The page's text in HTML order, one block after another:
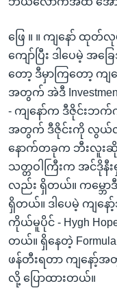
ဖြေ ။ ။ ကျနော် ထုတ်
ကျော်ပြီး ဒါပေမဲ့ အခြ
တော့ ဒီမှာကြတော့ ကျ
အတွက် အဲဒီ
- ကျနော်က ဒီဇိုင်းဘ
အတွက် ဒီဇိုင်းကို လွယ်
နောက်တခုက ဘီးလူးဆိုတဲ့
သတ္တဝါကြီးက အင်ဒိုနီ
လည်း ရှိတယ်။ ကမ္ဘော
ရှိတယ်။ ဒါပေမဲ့ ကျန
ကိုယ်မူပိုင် - Hygh
တယ်။ ရှိနေတဲ့
ဖန်တီးရတာ ကျနော့်
လို့ ပြောထားတယ်။